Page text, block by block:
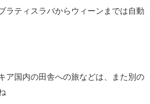
ラティスラバからウィーンまでは自動
ア国内の田舎への旅などは、また別の